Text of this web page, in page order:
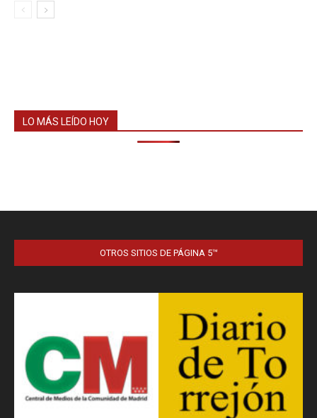
LO MÁS LEÍDO HOY
OTROS SITIOS DE PÁGINA 5™